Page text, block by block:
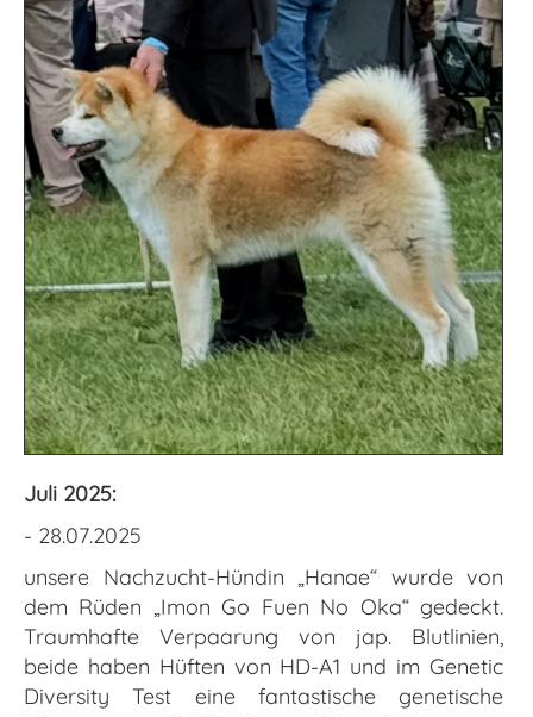
Juli 2025:
- 28.07.2025
unsere Nachzucht-Hündin „Hanae“ wurde von
dem Rüden „Imon Go Fuen No Oka“ gedeckt.
Traumhafte Verpaarung von jap. Blutlinien,
beide haben Hüften von HD-A1 und im Genetic
Diversity Test eine fantastische genetische